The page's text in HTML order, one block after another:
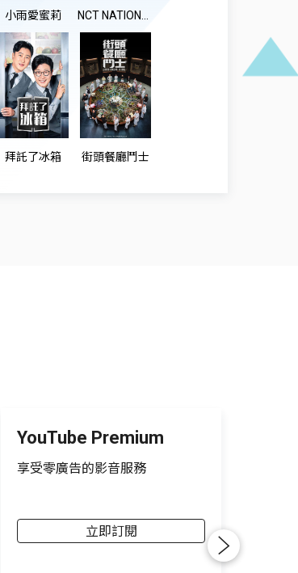
小雨愛蜜莉
拜託了冰箱 街頭餐廳鬥士
YouTube Premium
享受零廣告的影音服務
立即訂閱
Next